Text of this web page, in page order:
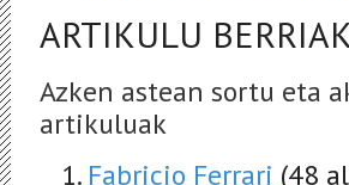
ARTIKULU
Azken astean sortu eta
artikuluak
Fabricio Ferrari (48